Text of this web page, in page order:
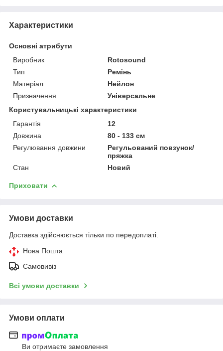
Характеристики
Основні атрибути
Виробник
Rotosound
Тип
Ремінь
Матеріал
Нейлон
Призначення
Універсальне
Користувальницькі характеристики
Гарантія
12
Довжина
80 - 133 см
Регулювання довжини
Регульований повзунок/
пряжка
Стан
Новий
Приховати
Умови доставки
Доставка здійснюється тільки по передоплаті.
Нова Пошта
Самовивіз
Всі умови доставки
Умови оплати
Ви отримаєте замовлення